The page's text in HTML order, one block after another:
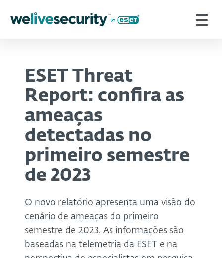
ESET Threat
Report: confira as
ameaças
detectadas no
primeiro semestre
de 2023
O novo relatório apresenta uma visão do
cenário de ameaças do primeiro
semestre de 2023. As informações são
baseadas na telemetria da ESET e na